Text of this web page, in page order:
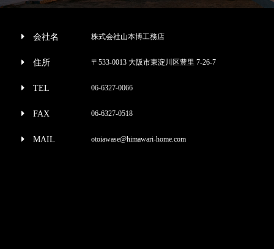
会社名 株式会社山本博工務店
住所 〒533-0013 大阪市東淀川区豊里 7-26-7
TEL 06-6327-0066
FAX 06-6327-0518
MAIL otoiawase@himawari-home.com